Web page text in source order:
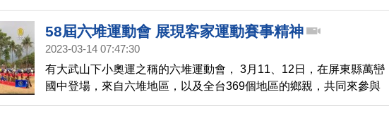
說，六堆運動會不只是競技比賽，更是全台客家人情誼交流的盛會，
今年還突破以往參加人數，有超過7千人次參與。
58屆六堆運動會 展現客家運動賽事精神
2023-03-14 07:47:30
有大武山下小奧運之稱的六堆運動會， 3月11、12日，在屏東縣萬巒
國中登場，來自六堆地區，以及全台369個地區的鄉親，共同來參與
賽事。除了一般的球類、田徑及拔河等賽事之外，還有攀岩、幼兒滑